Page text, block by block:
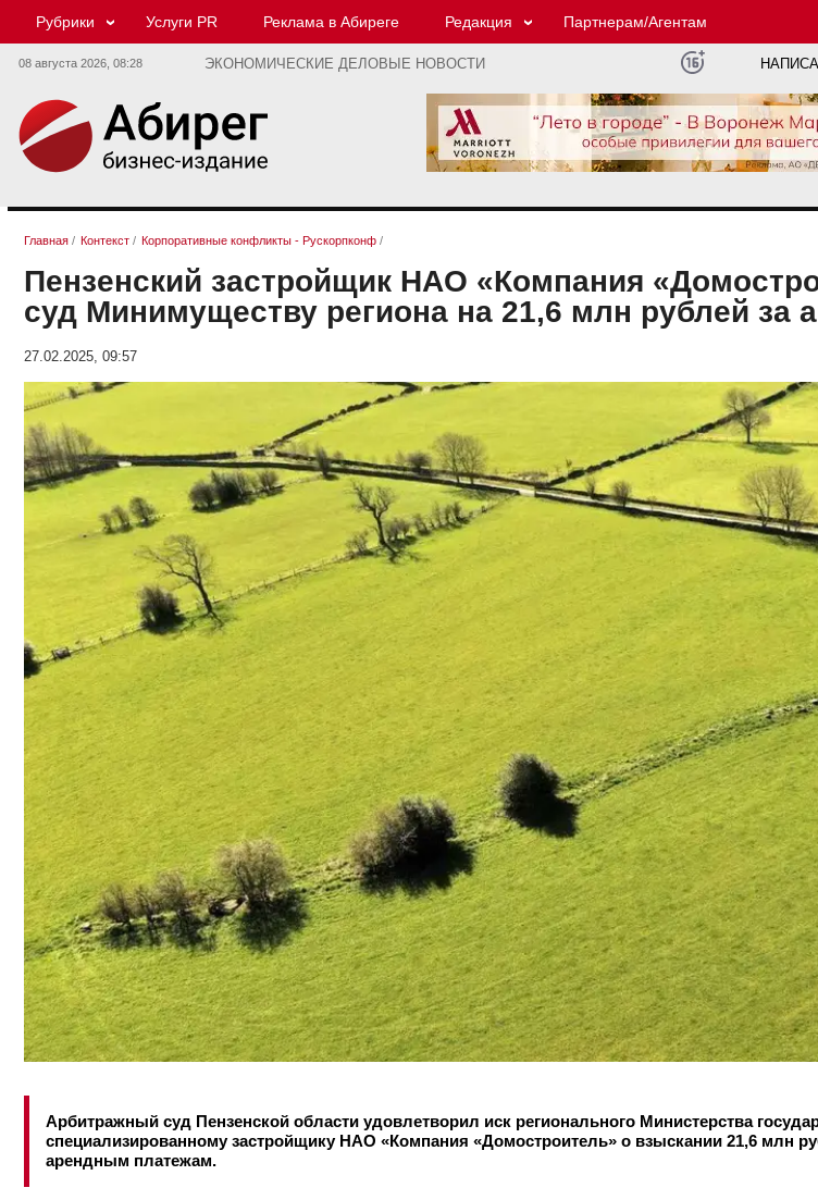
Рубрики Услуги PR Реклама в Абиреге Редакция Партнерам/Агентам
08 августа 2026, 08:28 ЭКОНОМИЧЕСКИЕ ДЕЛОВЫЕ НОВОСТИ
Главная / Контекст / Корпоративные конфликты - Рускорпконф /
Пензенский застройщик НАО «Компания
суд Минимуществу региона на 21,6 млн рублей за
27.02.2025, 09:57
Арбитражный суд Пензенской области удовлетворил иск регионального Министерства
специализированному застройщику НАО «Компания «Домостроитель» о взыскании 21,6 млн
арендным платежам.